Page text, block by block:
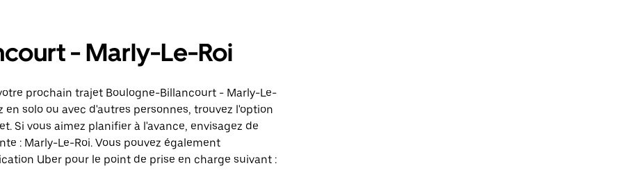
- Marly-Le-Roi
prochain trajet Boulogne-Billancourt - Marly-Le-
en solo ou avec d'autres personnes, trouvez l'option
Si vous aimez planifier à l'avance, envisagez de
: Marly-Le-Roi. Vous pouvez également
Uber pour le point de prise en charge suivant :